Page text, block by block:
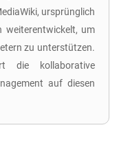
ursprünglich
weiterentwickelt, um
zu unterstützen.
die kollaborative
auf diesen